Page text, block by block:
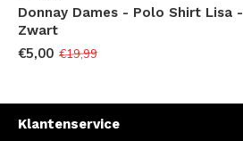
Donnay Dames - Polo Shirt Lisa -
Zwart
€5,00 €19,99
Klantenservice